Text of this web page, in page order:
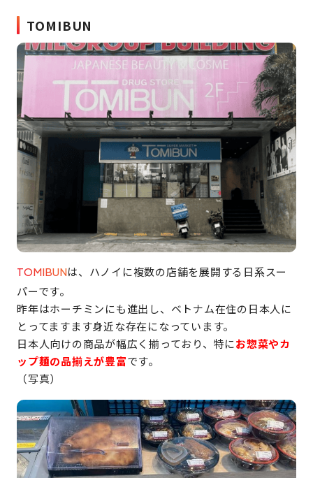
TOMIBUN
TOMIBUNは、ハノイに複数の店舗を展開する日系スー
パーです。
昨年はホーチミンにも進出し、ベトナム在住の日本人に
とってますます身近な存在になっています。
日本人向けの商品が幅広く揃っており、特にお惣菜やカ
ップ麺の品揃えが豊富です。
（写真）